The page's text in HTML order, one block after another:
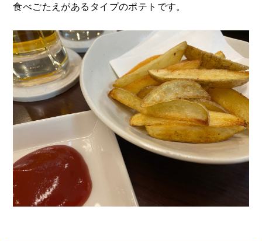
食べごたえがあるタイプのポテトです。